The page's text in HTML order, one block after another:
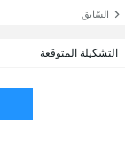
السّابق
التشكيلة المتوقعة